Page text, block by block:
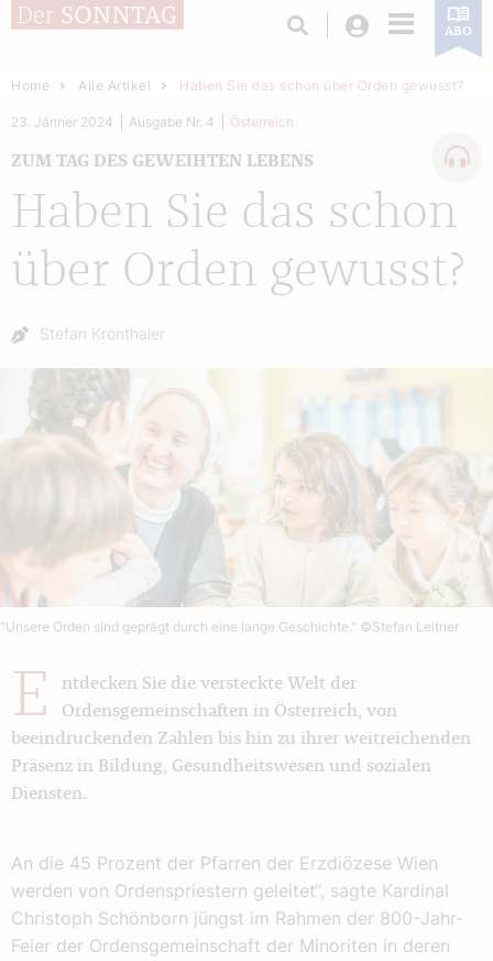
Login ABO
Home Alle Artikel Haben Sie das schon über Orden gewusst?
Haben Sie das schon
über Orden gewusst?
ZUM TAG DES GEWEIHTEN LEBENS
23. Jänner 2024 Ausgabe Nr. 4 Österreich
Autor:
Stefan Kronthaler
"Unsere Orden sind geprägt durch eine lange Geschichte." ©Stefan Leitner
E
ntdecken Sie die versteckte Welt der
Ordensgemeinschaften in Österreich, von
beeindruckenden Zahlen bis hin zu ihrer weitreichenden
Präsenz in Bildung, Gesundheitswesen und sozialen
Diensten.
An die 45 Prozent der Pfarren der Erzdiözese Wien
werden von Ordenspriestern geleitet“, sagte Kardinal
Christoph Schönborn jüngst im Rahmen der 800-Jahr-
Feier der Ordensgemeinschaft der Minoriten in deren